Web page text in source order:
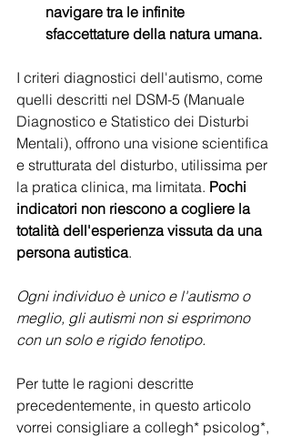
navigare tra le infinite
sfaccettature della natura umana.
I criteri diagnostici dell'autismo, come
quelli descritti nel DSM-5 (Manuale
Diagnostico e Statistico dei Disturbi
Mentali), offrono una visione scientifica
e strutturata del disturbo, utilissima per
la pratica clinica, ma limitata. Pochi
indicatori non riescono a cogliere la
totalità dell'esperienza vissuta da una
persona autistica.
Ogni individuo è unico e l'autismo o
meglio, gli autismi non si esprimono
con un solo e rigido fenotipo.
Per tutte le ragioni descritte
precedentemente, in questo articolo
vorrei consigliare a collegh* psicolog*,